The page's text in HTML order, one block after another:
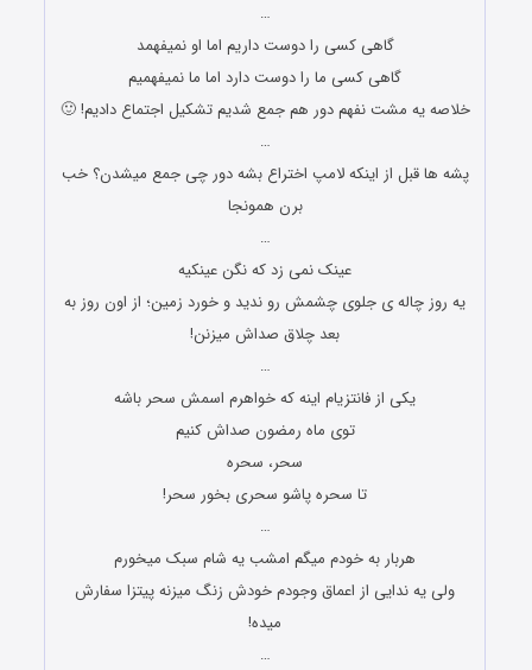
…
گاهی کسی را دوست داریم اما او نمیفهمد
گاهی کسی ما را دوست دارد اما ما نمیفهمیم
خلاصه یه مشت نفهم دور هم جمع شدیم تشکیل اجتماع دادیم! 🙂
…
پشه ها قبل از اینکه لامپ اختراع بشه دور چی جمع میشدن؟ خب
برن همونجا
…
عینک نمی زد که نگن عینکیه
یه روز چاله ی جلوی چشمش رو ندید و خورد زمین؛ از اون روز به
بعد چلاق صداش میزنن!
…
یکی از فانتزیام اینه که خواهرم اسمش سحر باشه
توی ماه رمضون صداش کنیم
سحر، سحره
تا سحره پاشو سحری بخور سحر!
…
هربار به خودم میگم امشب یه شام سبک میخورم
ولى یه ندایى از اعماق وجودم خودش زنگ میزنه پیتزا سفارش
میده!
…